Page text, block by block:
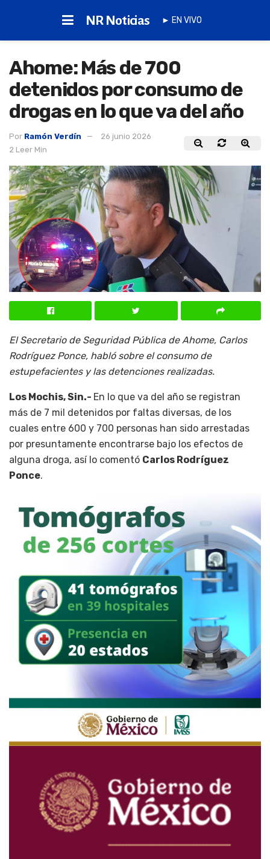
NR Noticias ► EN VIVO
Ahome: Más de 700
detenidos por consumo de
drogas en lo que va del año
Por Ramón Verdín
26 junio 2026
2 Leer Min
El Secretario de Seguridad Pública de Ahome, Carlos
Rodríguez Ponce, habló sobre el consumo de
estupefacientes y las detenciones realizadas.
Los Mochis, Sin.- En lo que va del año se registran
más de 7 mil detenidos por faltas diversas, de los
cuales entre 600 y 700 personas han sido arrestadas
por presuntamente encontrarse bajo los efectos de
alguna droga, así lo comentó Carlos Rodríguez
Ponce.